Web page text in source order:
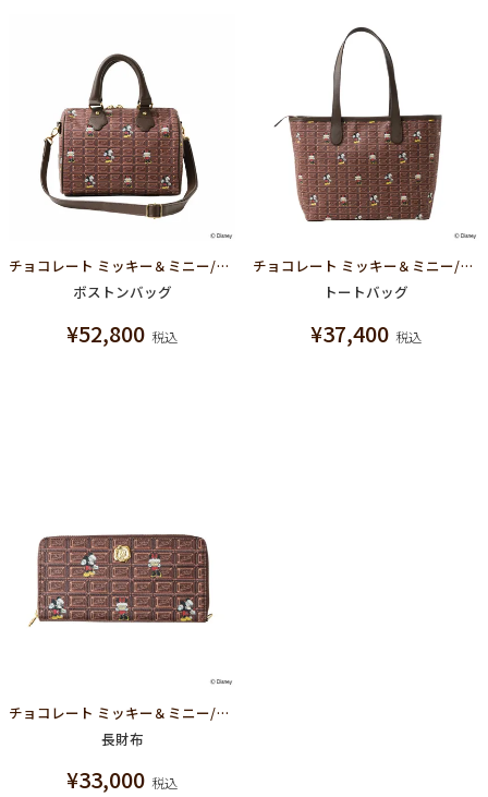
チョコレート ミッキー＆ミニー/ミニボストンバッグ【ディズニー アクセサリー】
ボストンバッグ
¥52,800 税込
チョコレート ミッキー＆ミニー/ジップトートバッグ【ディズニー アクセサリー】
トートバッグ
¥37,400 税込
チョコレート ミッキー＆ミニー/ラウンドファスナーウォレット（財布）【ディズニー アクセサリー】
長財布
¥33,000 税込